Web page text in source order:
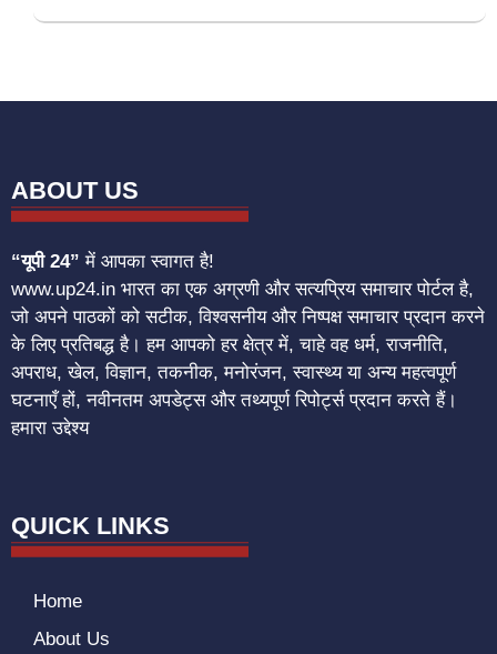
ABOUT US
“यूपी 24” में आपका स्वागत है!
www.up24.in भारत का एक अग्रणी और सत्यप्रिय समाचार पोर्टल है,
जो अपने पाठकों को सटीक, विश्वसनीय और निष्पक्ष समाचार प्रदान करने
के लिए प्रतिबद्ध है। हम आपको हर क्षेत्र में, चाहे वह धर्म, राजनीति,
अपराध, खेल, विज्ञान, तकनीक, मनोरंजन, स्वास्थ्य या अन्य महत्वपूर्ण
घटनाएँ हों, नवीनतम अपडेट्स और तथ्यपूर्ण रिपोर्ट्स प्रदान करते हैं।
हमारा उद्देश्य
QUICK LINKS
Home
About Us